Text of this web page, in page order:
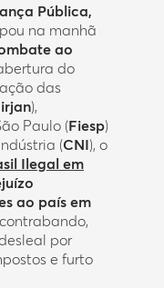
Pública,
na manhã
ao
do
das
),
Paulo (Fiesp)
(CNI), o
Ilegal em
ao país em
por
e furto